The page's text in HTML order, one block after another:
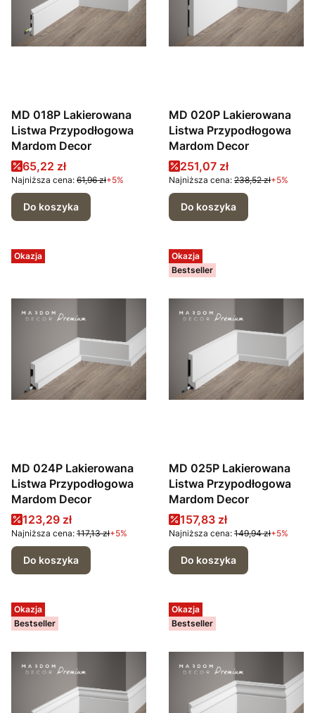
MD 018P Lakierowana
Listwa Przypodłogowa
Mardom Decor
Cena promocyjna
65,22 zł
Najniższa cena: 61,96 zł+5%
Do koszyka
MD 020P Lakierowana
Listwa Przypodłogowa
Mardom Decor
Cena promocyjna
251,07 zł
Najniższa cena: 238,52 zł+5%
Do koszyka
Okazja
MD 024P Lakierowana
Listwa Przypodłogowa
Mardom Decor
Cena promocyjna
123,29 zł
Najniższa cena: 117,13 zł+5%
Do koszyka
Okazja
Bestseller
MD 025P Lakierowana
Listwa Przypodłogowa
Mardom Decor
Cena promocyjna
157,83 zł
Najniższa cena: 149,94 zł+5%
Do koszyka
Okazja
Bestseller
Okazja
Bestseller